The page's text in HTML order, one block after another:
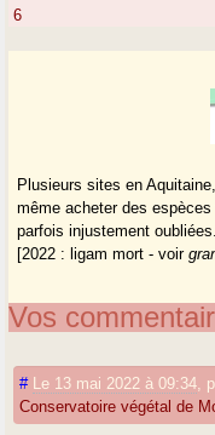
6
Plusieurs sites en
même acheter des
parfois injustement oubliées.
[2022 : ligam mort - voir
Vos
# Le 13 mai 2022 à 09:34
Conservatoire végétal de